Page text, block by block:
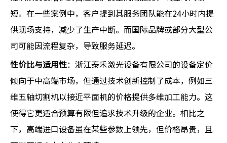
短。在一些案例中，客户提到其服务团队能在24小时内提
供现场支持，减少了生产中断。而国际品牌或部分大型公
司可能因流程复杂，导致服务延迟。
性价比与适用性：浙江泰禾激光设备有限公司的设备定价
倾向于中高端市场，但通过技术创新控制了成本，例如三
维五轴切割机以接近平面机的价格提供多维加工能力。这
使得它更适合预算有限但追求技术升级的企业。相比之
下，高端进口设备虽在某些参数上领先，但价格昂贵，且